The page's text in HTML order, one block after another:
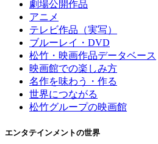
劇場公開作品
アニメ
テレビ作品（実写）
ブルーレイ・DVD
松竹・映画作品データベース
映画館での楽しみ方
名作を味わう・作る
世界につながる
松竹グループの映画館
エンタテインメントの世界